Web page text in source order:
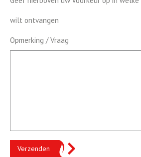
wilt ontvangen
Opmerking / Vraag
Verzenden